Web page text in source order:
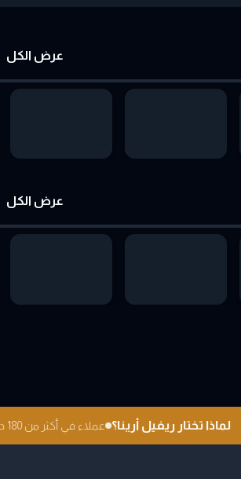
عرض الكل
عرض الكل
لماذا تختار ريفيل أرينا؟ عملاء في أكثر من 180 دولة